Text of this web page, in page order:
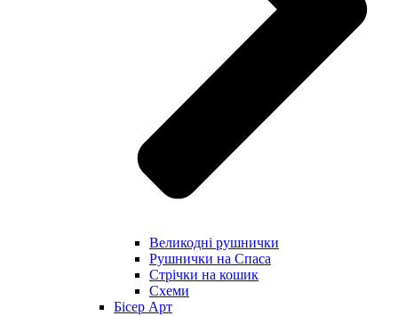
Великодні рушнички
Рушнички на Спаса
Стрічки на кошик
Схеми
Бісер Арт